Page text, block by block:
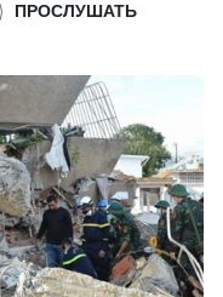
ПРОСЛУШАТЬ